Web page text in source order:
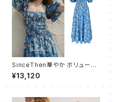
SinceThen華やか ボリューム
ふんわり ワンピース バブスリー
プ
¥13,120